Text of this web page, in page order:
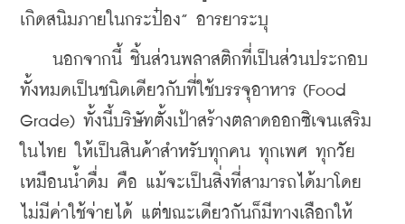
เกิดสนิมภายในกระป๋อง” อารยาระบุ
นอกจากนี้ ชิ้นส่วนพลาสติกที่เป็นส่วนประกอบ
ทั้งหมดเป็นชนิดเดียวกับที่ใช้บรรจุอาหาร (Food
Grade) ทั้งนี้บริษัทตั้งเป้าสร้างตลาดออกซิเจนเสริม
ในไทย ให้เป็นสินค้าสำหรับทุกคน ทุกเพศ ทุกวัย
เหมือนน้ำดื่ม คือ แม้จะเป็นสิ่งที่สามารถได้มาโดย
ไม่มีค่าใช้จ่ายได้ แต่ขณะเดียวกันก็มีทางเลือกให้